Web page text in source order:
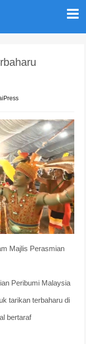
Majlis Perasmian
Peribumi Malaysia
tarikan terbaharu di
bertaraf